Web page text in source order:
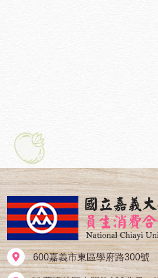
600嘉義市東區學府路300號